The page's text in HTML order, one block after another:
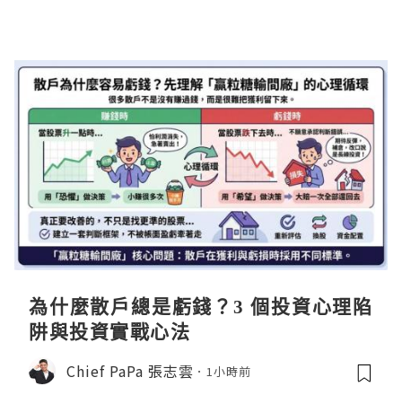
為什麼散戶總是虧錢？3 個投資心理陷
阱與投資實戰心法
Chief PaPa 張志雲 1小時前